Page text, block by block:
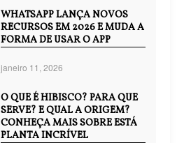
WHATSAPP LANÇA NOVOS
RECURSOS EM 2026 E MUDA A
FORMA DE USAR O APP
janeiro 11, 2026
O QUE É HIBISCO? PARA QUE
SERVE? E QUAL A ORIGEM?
CONHEÇA MAIS SOBRE ESTÁ
PLANTA INCRÍVEL